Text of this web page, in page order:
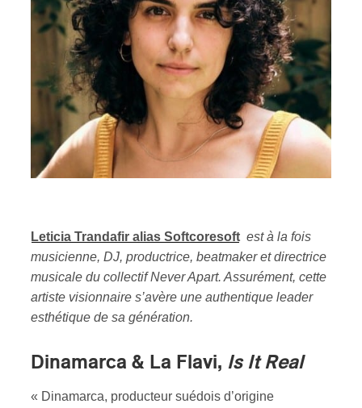
Leticia Trandafir alias Softcoresoft est à la fois
musicienne, DJ, productrice, beatmaker et directrice
musicale du collectif Never Apart. Assurément, cette
artiste visionnaire s’avère une authentique leader
esthétique de sa génération.
Dinamarca & La Flavi, Is It Real
« Dinamarca, producteur suédois d’origine